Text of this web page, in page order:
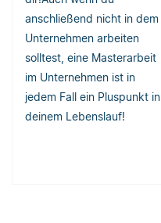
anschließend nicht in dem
Unternehmen arbeiten
solltest, eine Masterarbeit
im Unternehmen ist in
jedem Fall ein Pluspunkt in
deinem Lebenslauf!